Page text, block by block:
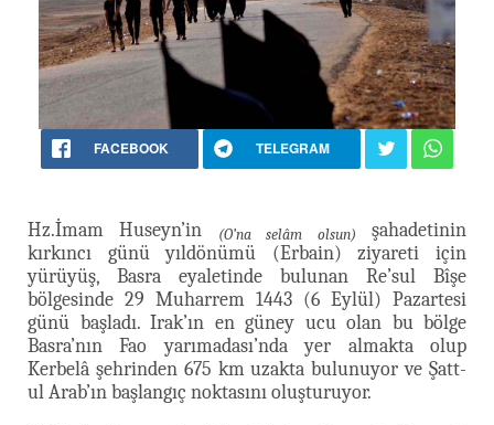
FACEBOOK TELEGRAM
Hz.İmam Huseyn’in (O’na selâm olsun)
şahadetinin
kırkıncı günü yıldönümü (Erbain) ziyareti için
yürüyüş, Basra eyaletinde bulunan Re’sul Bîşe
bölgesinde 29 Muharrem 1443 (6 Eylül) Pazartesi
günü başladı. Irak’ın en güney ucu olan bu bölge
Basra’nın Fao yarımadası’nda yer almakta olup
Kerbelâ şehrinden 675 km uzakta bulunuyor ve Şatt-
ul Arab’ın başlangıç noktasını oluşturuyor.